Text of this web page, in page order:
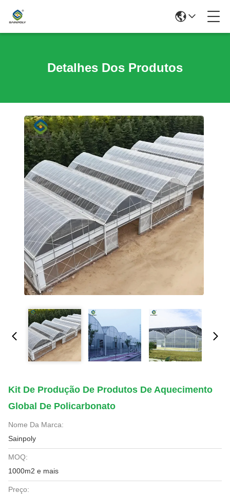
Detalhes Dos Produtos
Kit De Produção De Produtos De Aquecimento
Global De Policarbonato
Nome Da Marca:
Sainpoly
MOQ:
1000m2 e mais
Preço: